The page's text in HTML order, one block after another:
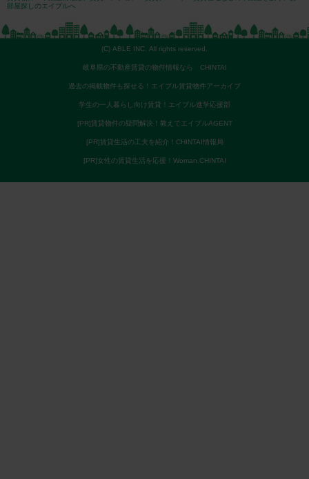
部屋探しのエイブルへ
(C) ABLE INC. All rights reserved.
岐阜県の不動産賃貸の物件情報なら CHINTAI
過去の掲載物件も探せる！エイブル賃貸物件アーカイブ
学生の一人暮らし向け賃貸！エイブル進学応援部
[PR]賃貸物件の疑問解決！教えてエイブルAGENT
[PR]賃貸生活の工夫を紹介！CHINTAI情報局
[PR]女性の賃貸生活を応援！Woman.CHINTAI